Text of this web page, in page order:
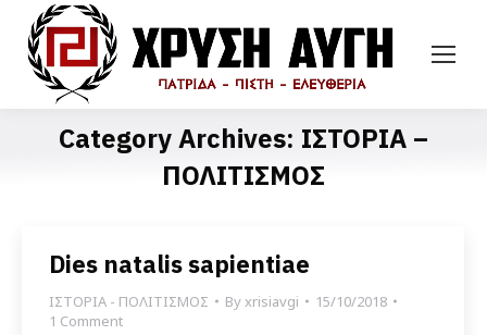
Category Archives: ΙΣΤΟΡΙΑ –
ΠΟΛΙΤΙΣΜΟΣ
Dies natalis sapientiae
ΙΣΤΟΡΙΑ - ΠΟΛΙΤΙΣΜΟΣ Byxrisiavgi
15/10/2018
1 Comment